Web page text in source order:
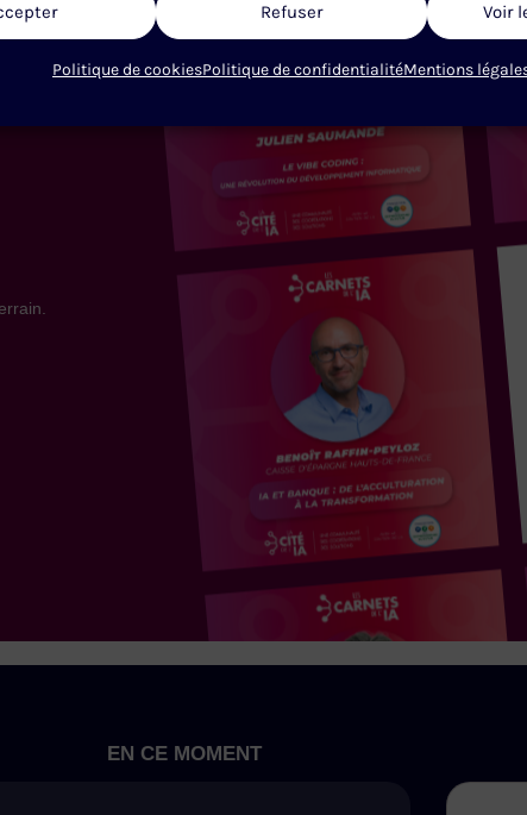
Refuser Voir
Politique de cookiesPolitique de confidentialitéMentions
EN CE MOMENT